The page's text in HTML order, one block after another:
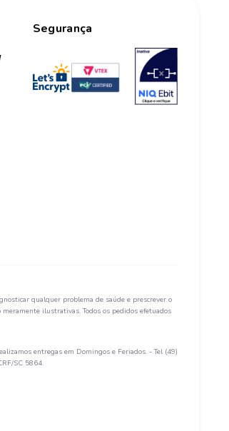
Segurança
qualquer problema de saúde e prescrever o
ilustrativas. Todos os pedidos efetuados
entregas em Domingos e Feriados. - Tel (49)
SC 5864.